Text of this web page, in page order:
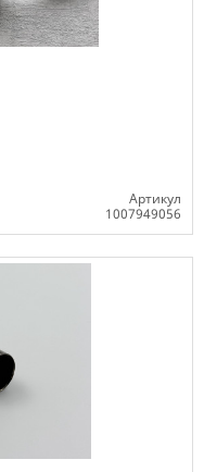
Артикул
1007949056